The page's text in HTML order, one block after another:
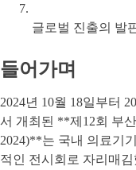
글로벌 진출의 발
들어가며
2024년 10월 18일부터
서 개최된 **제12회 부
2024)**는 국내 의료기
적인 전시회로 자리매